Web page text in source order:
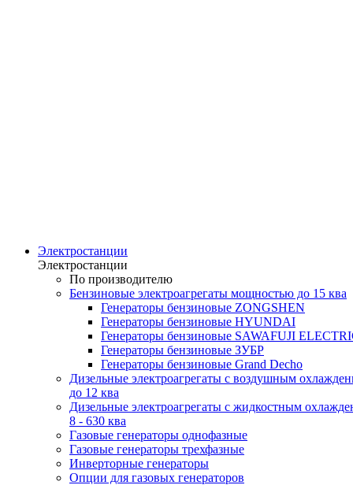
Электростанции
Электростанции
По производителю
Бензиновые электроагрегаты мощностью до 15 ква
Генераторы бензиновые ZONGSHEN
Генераторы бензиновые HYUNDAI
Генераторы бензиновые SAWAFUJI
Генераторы бензиновые ЗУБР
Генераторы бензиновые Grand Decho
Дизельные электроагрегаты с воздушным
до 12 ква
Дизельные электроагрегаты с жидкостным
8 - 630 ква
Газовые генераторы однофазные
Газовые генераторы трехфазные
Инверторные генераторы
Опции для газовых генераторов